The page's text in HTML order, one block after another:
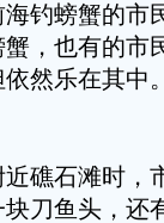
钓螃蟹的市
，也有的市
然乐在其中
礁石滩时，
刀鱼头，还